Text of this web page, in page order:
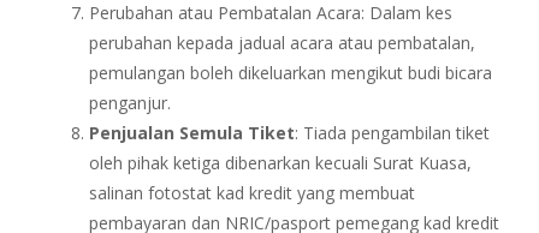
Perubahan atau Pembatalan Acara: Dalam kes
perubahan kepada jadual acara atau pembatalan,
pemulangan boleh dikeluarkan mengikut budi bicara
penganjur.
Penjualan Semula Tiket: Tiada pengambilan tiket
oleh pihak ketiga dibenarkan kecuali Surat Kuasa,
salinan fotostat kad kredit yang membuat
pembayaran dan NRIC/pasport pemegang kad kredit